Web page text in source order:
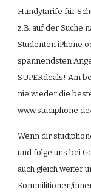
Handytarife für
z.B. auf der Suche
Studenten iPhone
spannendsten
SUPERdeals! Am
Wenn dir
und folge uns bei
auch gleich weiter
Kommilitionen/